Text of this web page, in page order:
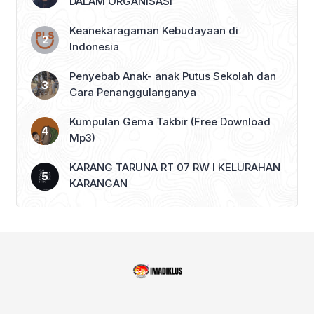
Keanekaragaman Kebudayaan di
Indonesia
Penyebab Anak- anak Putus Sekolah dan
Cara Penanggulanganya
Kumpulan Gema Takbir (Free Download
Mp3)
KARANG TARUNA RT 07 RW I KELURAHAN
KARANGAN